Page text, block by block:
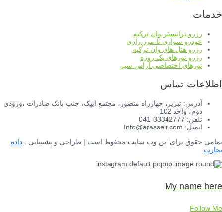
خدمات
رزرو ترانسفر وان ترکیه
خودرو سواری تا مرز رازی
رزرو هتل های وان ترکیه
رزرو تورهای یک روزه
تورهای اختصاصی آراس سیر
اطلاعات تماس
آدرس: تبریز، چهارراه منصور، مجتمع ایپک، جنب بانک صادرات ،ورودی
دوم، واحد 102
تلفن: 33342777-041
ایمیل: Info@arasseir.com
تمامی حقوق برای این وب سایت محفوظ است | طراحی و پشتیبانی : داده
تجارت
My name here
Follow Me